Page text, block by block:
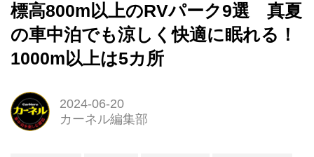
標高800m以上のRVパーク9選 真夏
の車中泊でも涼しく快適に眠れる！
1000m以上は5カ所
2024-06-20
カーネル編集部